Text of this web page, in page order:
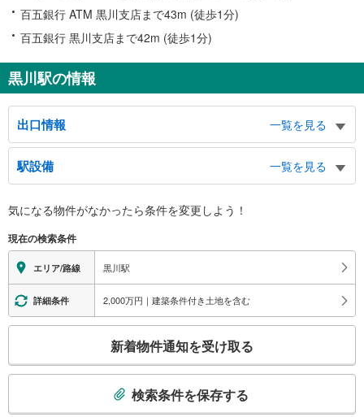
百五銀行 ATM 黒川支店まで43m (徒歩1分)
百五銀行 黒川支店まで42m (徒歩1分)
黒川駅の情報
出口情報
一覧を見る
１出口
市バス７・８・１０番のりば、北区役所、北保健センター、総合社会福祉会
館、北土木事務所、上下水道局北営業所、黒川スポーツトレーニングセンタ
ー、北警察署、北税務署、ネックス・プラザ、日本年金機構 名古屋北年金事
務所、百五銀行、八王子中学校、清水小学校、金城小学校、平安会館 黒川斎
場、田幡一・二丁目、清水四・五丁目、柳原三丁目、黒川本通１、金城三・四
丁目
２出口
敷島町、金城町２、元志賀町１・２、駒止町２、西志賀町４・５
３出口
市バス１・２・３・５番のりば（市バスターミナル）、黒川住宅、大垣共立銀
行、あいち銀行、城見通２・３、田幡一・二丁目、金城三・四丁目、志賀南通
４出口
市バス６・９・１１番のりば、北生涯学習センター、北図書館、北文化小劇
駅設備
一覧を見る
※段差なしでの移動経路
地上⇔改札⇔ホーム：○
エレベータ
・ホーム⇔西改札
・地上出口（３番出入口付近）
エスカレータ
《車椅子対応トイレ》《ベビーシート》
気になる物件がなかったら条件を変更しよう！
現在の検索条件
エリア/路線 黒川駅
詳細条件 2,000万円｜建築条件付き土地を含む
検
新着物件通知を受け取る
検索条件を保存する